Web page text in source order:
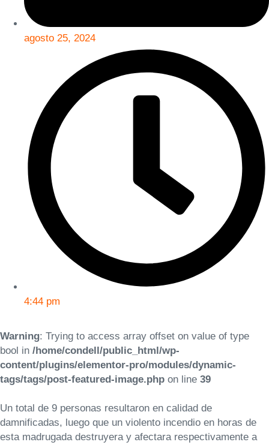
agosto 25, 2024
4:44 pm
Warning: Trying to access array offset on value of type
bool in /home/condell/public_html/wp-
content/plugins/elementor-pro/modules/dynamic-
tags/tags/post-featured-image.php on line 39
Un total de 9 personas resultaron en calidad de
damnificadas, luego que un violento incendio en horas de
esta madrugada destruyera y afectara respectivamente a